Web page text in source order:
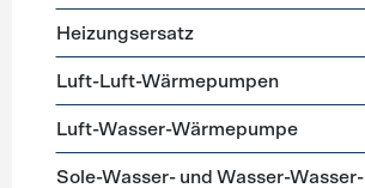
Heizungsersatz
Luft-Luft-Wärmepumpen
Luft-Wasser-Wärmepumpe
Sole-Wasser- und Wasser-Wasser-